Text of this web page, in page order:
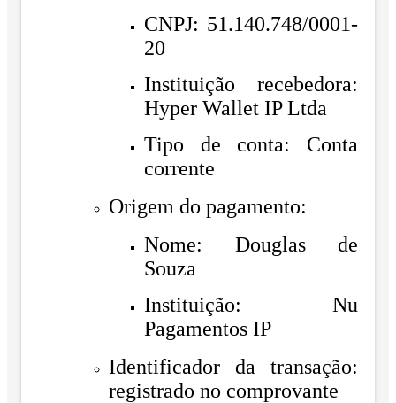
CNPJ: 51.140.748/0001-
20
Instituição recebedora:
Hyper Wallet IP Ltda
Tipo de conta: Conta
corrente
Origem do pagamento:
Nome: Douglas de
Souza
Instituição: Nu
Pagamentos IP
Identificador da transação:
registrado no comprovante